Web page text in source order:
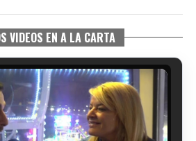
VIDEOS EN A LA CARTA